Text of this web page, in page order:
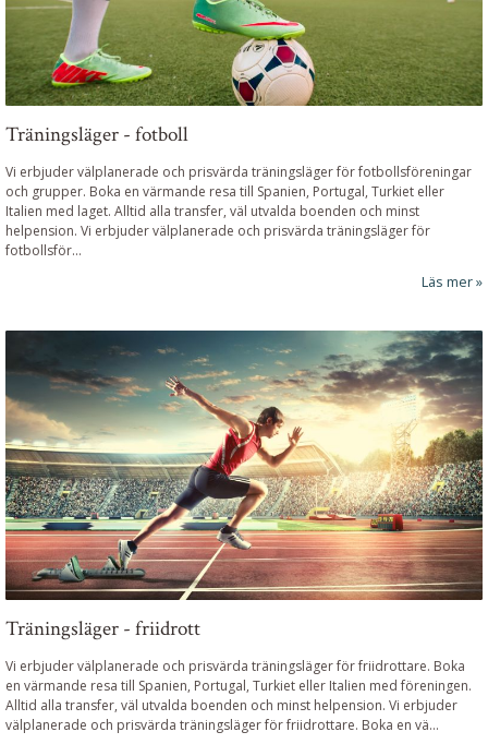
Träningsläger - fotboll
Vi erbjuder välplanerade och prisvärda träningsläger för fotbollsföreningar
och grupper. Boka en värmande resa till Spanien, Portugal, Turkiet eller
Italien med laget. Alltid alla transfer, väl utvalda boenden och minst
helpension. Vi erbjuder välplanerade och prisvärda träningsläger för
fotbollsför...
Läs mer
Träningsläger - friidrott
Vi erbjuder välplanerade och prisvärda träningsläger för friidrottare. Boka
en värmande resa till Spanien, Portugal, Turkiet eller Italien med föreningen.
Alltid alla transfer, väl utvalda boenden och minst helpension. Vi erbjuder
välplanerade och prisvärda träningsläger för friidrottare. Boka en vä...